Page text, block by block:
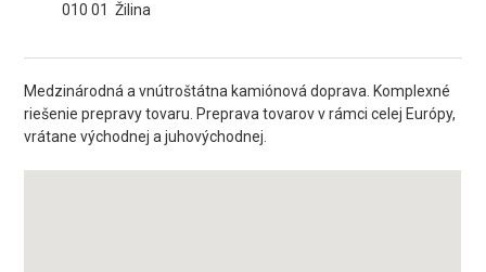
010 01 Žilina
Medzinárodná a vnútroštátna kamiónová doprava. Komplexné
riešenie prepravy tovaru. Preprava tovarov v rámci celej Európy,
vrátane východnej a juhovýchodnej.